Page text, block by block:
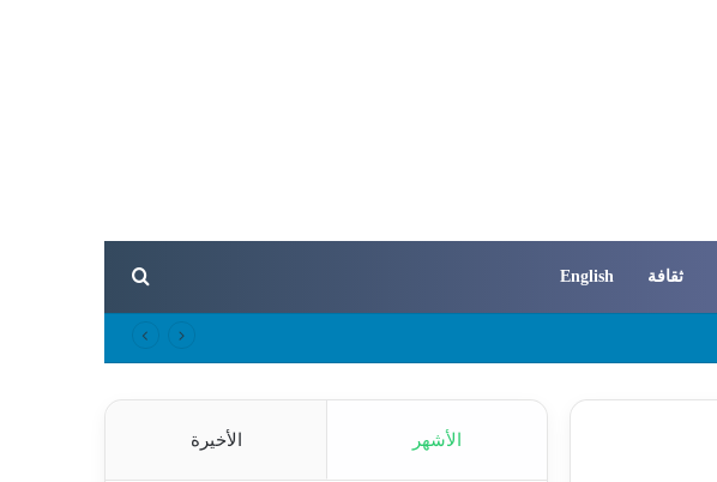
ثقافة English بحث عن
الأشهر الأخيرة